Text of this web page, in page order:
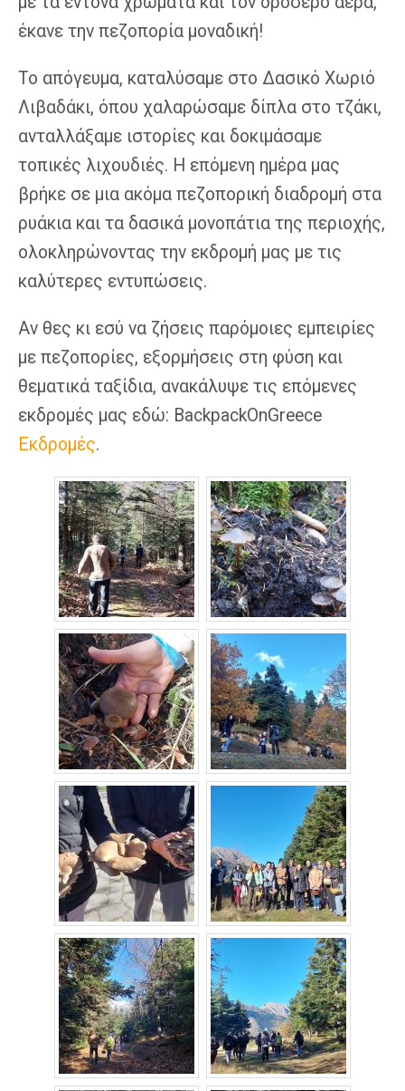
έκανε την πεζοπορία μοναδική!
Το απόγευμα, καταλύσαμε στο Δασικό Χωριό
Λιβαδάκι, όπου χαλαρώσαμε δίπλα στο τζάκι,
ανταλλάξαμε ιστορίες και δοκιμάσαμε
τοπικές λιχουδιές. Η επόμενη ημέρα μας
βρήκε σε μια ακόμα πεζοπορική διαδρομή στα
ρυάκια και τα δασικά μονοπάτια της περιοχής,
ολοκληρώνοντας την εκδρομή μας με τις
καλύτερες εντυπώσεις.
Αν θες κι εσύ να ζήσεις παρόμοιες εμπειρίες
με πεζοπορίες, εξορμήσεις στη φύση και
θεματικά ταξίδια, ανακάλυψε τις επόμενες
εκδρομές μας εδώ: BackpackOnGreece
Εκδρομές.